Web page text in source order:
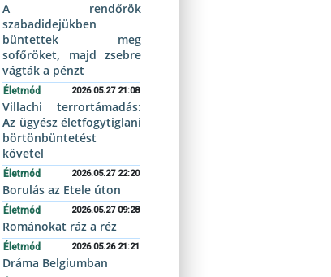
A rendőrök
szabadidejükben
büntettek meg
sofőröket, majd zsebre
vágták a pénzt
Életmód 2026.05.27 21:08
Villachi terrortámadás:
Az ügyész életfogytiglani
börtönbüntetést
követel
Életmód 2026.05.27 22:20
Borulás az Etele úton
Életmód 2026.05.27 09:28
Románokat ráz a réz
Életmód 2026.05.26 21:21
Dráma Belgiumban